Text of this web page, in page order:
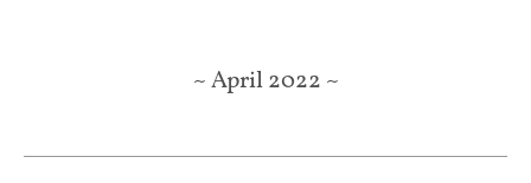
~ April 2022 ~